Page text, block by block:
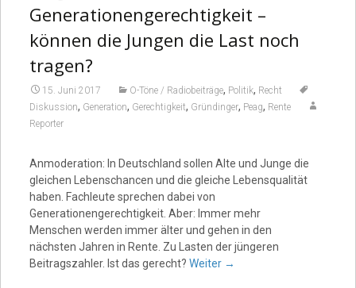
Generationengerechtigkeit –
können die Jungen die Last noch
tragen?
15. Juni 2017 O-Töne / Radiobeiträge, Politik, Recht
Diskussion, Generation, Gerechtigkeit, Gründinger, Peag, Rente
Reporter
Anmoderation: In Deutschland sollen Alte und Junge die
gleichen Lebenschancen und die gleiche Lebensqualität
haben. Fachleute sprechen dabei von
Generationengerechtigkeit. Aber: Immer mehr
Menschen werden immer älter und gehen in den
nächsten Jahren in Rente. Zu Lasten der jüngeren
Beitragszahler. Ist das gerecht? Weiter →